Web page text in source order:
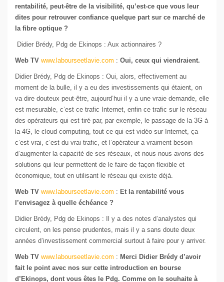
rentabilité, peut-être de la visibilité, qu’est-ce que vous leur
dites pour retrouver confiance quelque part sur ce marché de
la fibre optique ?
Didier Brédy, Pdg de Ekinops : Aux actionnaires ?
Web TV www.labourseetlavie.com : Oui, ceux qui viendraient.
Didier Brédy, Pdg de Ekinops : Oui, alors, effectivement au
moment de la bulle, il y a eu des investissements qui étaient, on
va dire douteux peut-être, aujourd’hui il y a une vraie demande, elle
est mesurable, c’est ce trafic Internet, enfin ce trafic sur le réseau
des opérateurs qui est tiré par, par exemple, le passage de la 3G à
la 4G, le cloud computing, tout ce qui est vidéo sur Internet, ça
c’est vrai, c’est du vrai trafic, et l’opérateur a vraiment besoin
d’augmenter la capacité de ses réseaux, et nous nous avons des
solutions qui leur permettent de le faire de façon flexible et
économique, tout en utilisant le réseau qui existe déjà.
Web TV www.labourseetlavie.com : Et la rentabilité vous
l’envisagez à quelle échéance ?
Didier Brédy, Pdg de Ekinops : Il y a des notes d’analystes qui
circulent, on les pense prudentes, mais il y a sans doute deux
années d’investissement commercial surtout à faire pour y arriver.
Web TV www.labourseetlavie.com : Merci Didier Brédy d’avoir
fait le point avec nos sur cette introduction en bourse
d’Ekinops, dont vous êtes le Pdg. Comme on le souhaite à